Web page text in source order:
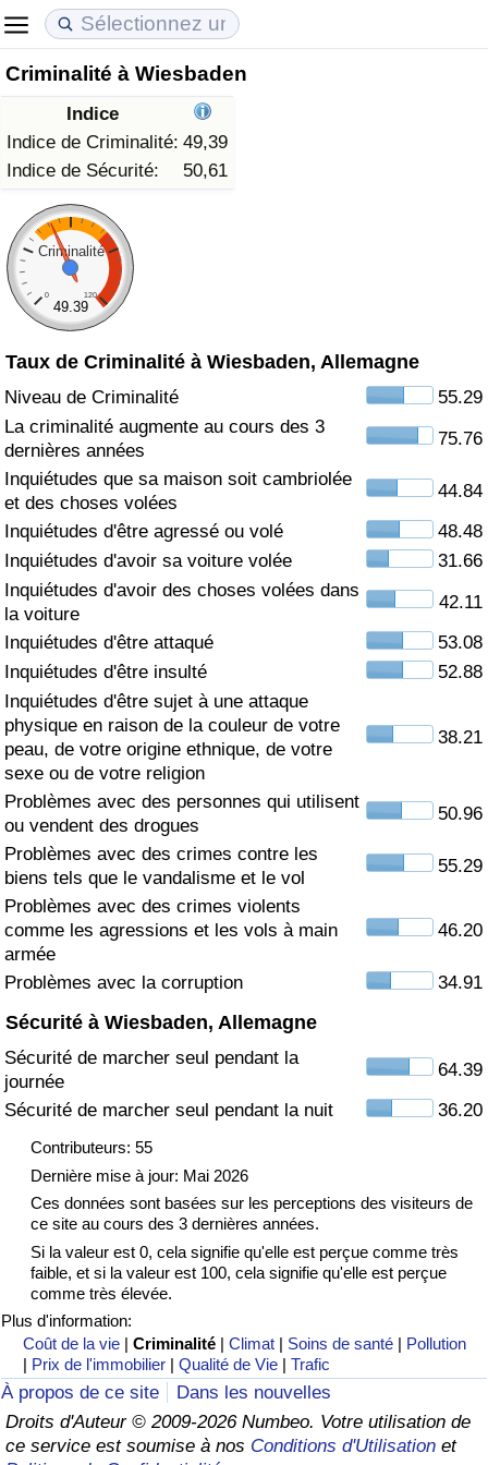
Criminalité à Wiesbaden
Indice
Indice de Criminalité: 49,39
Indice de Sécurité:
50,61
Criminalité
0 120
49.39
Taux de Criminalité à Wiesbaden, Allemagne
Niveau de Criminalité
55.29
La criminalité augmente au cours des 3
dernières années
75.76
Inquiétudes que sa maison soit cambriolée
et des choses volées
44.84
Inquiétudes d'être agressé ou volé
48.48
Inquiétudes d'avoir sa voiture volée
31.66
Inquiétudes d'avoir des choses volées dans
la voiture
42.11
Inquiétudes d'être attaqué
53.08
Inquiétudes d'être insulté
52.88
Inquiétudes d'être sujet à une attaque
physique en raison de la couleur de votre
peau, de votre origine ethnique, de votre
sexe ou de votre religion
38.21
Problèmes avec des personnes qui utilisent
ou vendent des drogues
50.96
Problèmes avec des crimes contre les
biens tels que le vandalisme et le vol
55.29
Problèmes avec des crimes violents
comme les agressions et les vols à main
armée
46.20
Problèmes avec la corruption 34.91
Sécurité à Wiesbaden, Allemagne
Sécurité de marcher seul pendant la
journée
64.39
Sécurité de marcher seul pendant la nuit
36.20
Contributeurs: 55
Dernière mise à jour: Mai 2026
Ces données sont basées sur les perceptions des visiteurs de
ce site au cours des 3 dernières années.
Si la valeur est 0, cela signifie qu'elle est perçue comme très
faible, et si la valeur est 100, cela signifie qu'elle est perçue
comme très élevée.
Plus d'information:
Coût de la vie |Criminalité |Climat | Soins de santé | Pollution
| Prix de l'immobilier |Qualité de Vie |Trafic
À propos de ce site
Dans les nouvelles
Droits d'Auteur © 2009-2026 Numbeo. Votre utilisation de
ce service est soumise à nos Conditions d'Utilisation et
Coût de la vie
Indice du Coût de la Vie (Actuel)
Indice du Coût de la Vie
Indice du coût de la vie par pays
à Akaba
Prix de l'immobilier
Indice des Prix de l'immobilier (Actuel)
Indice des Prix de l'immobilier
Indice des Prix de l'immobilier par Pays
Qualité de Vie
Indice de Qualité de Vie
Indice de Qualité de Vie (Actuel)
Indice de qualité de vie par pays
Criminalité
Indice de Criminalité (Actuel)
Indice de Criminalité
Indice de criminalité par pays
Soins de santé
Indice des soins de santé (Actuel)
Indice des soins de santé
Indice des soins de santé par Pays
Pollution
Indice de Pollution (Actuel)
Indice de pollution
Indice de Pollution par Pays
Trafic
Indice de Trafic
Indice de Trafic (Actuel)
Indice de Trafic par Pays